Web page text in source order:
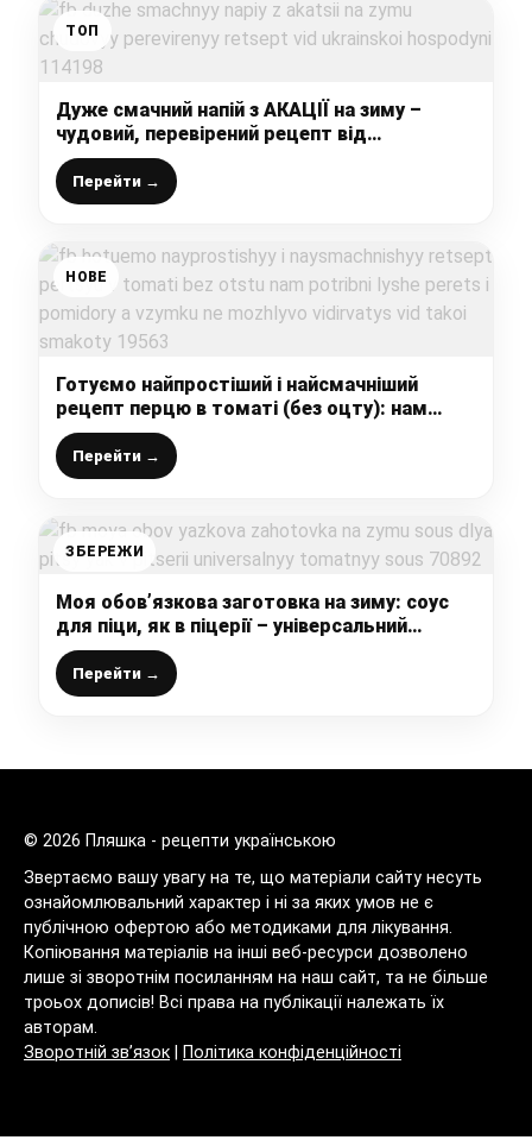
ТОП
Дуже смачний напій з АКАЦІЇ на зиму –
чудовий, перевірений рецепт від
української господині
Перейти →
НОВЕ
Готуємо найпростіший і найсмачніший
рецепт перцю в томаті (без оцту): нам
потрібні лише перець і помідори, а взимку
не можливо відірватись від такої смакоти
Перейти →
ЗБЕРЕЖИ
Моя обов’язкова заготовка на зиму: соус
для піци, як в піцерії – універсальний
томатний соус
Перейти →
© 2026 Пляшка - рецепти українською
Звертаємо вашу увагу на те, що матеріали сайту несуть
ознайомлювальний характер і ні за яких умов не є
публічною офертою або методиками для лікування.
Копіювання матеріалів на інші веб-ресурси дозволено
лише зі зворотнім посиланням на наш сайт, та не більше
троьох дописів! Всі права на публікації належать їх
авторам.
Зворотній зв’язок
Політика конфіденційності